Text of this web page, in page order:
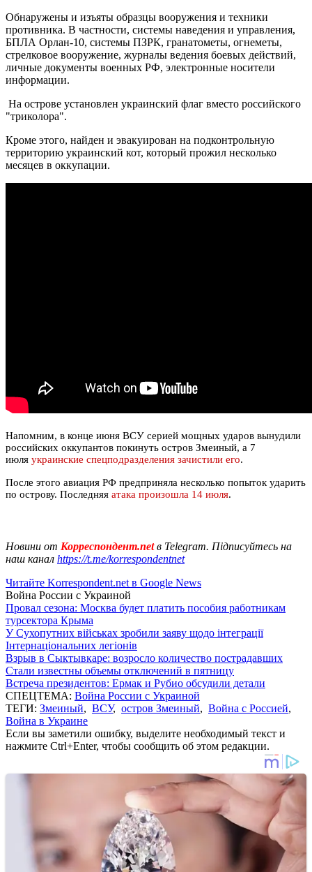
Обнаружены и изъяты образцы вооружения и техники
противника. В частности, системы наведения и управления,
БПЛА Орлан-10, системы ПЗРК, гранатометы, огнеметы,
стрелковое вооружение, журналы ведения боевых действий,
личные документы военных РФ, электронные носители
информации.
На острове установлен украинский флаг вместо российского
"триколора".
Кроме этого, найден и эвакуирован на подконтрольную
территорию украинский кот, который прожил несколько
месяцев в оккупации.
Напомним, в конце июня ВСУ серией мощных ударов вынудили
российских оккупантов покинуть остров Змеиный, а 7
июля украинские спецподразделения зачистили его.
После этого авиация РФ предприняла несколько попыток ударить
по острову. Последняя атака произошла 14 июля.
Новини от Корреспондент.netв Telegram. Підписуйтесь на
наш канал https://t.me/korrespondentnet
Читайте Korrespondent.net в Google News
Война России с Украиной
Провал сезона: Москва будет платить пособия работникам
турсектора Крыма
У Сухопутних військах зробили заяву щодо інтеграції
Інтернаціональних легіонів
Взрыв в Сыктывкаре: возросло количество пострадавших
Стали известны объемы отключений в пятницу
Встреча президентов: Ермак и Рубио обсудили детали
СПЕЦТЕМА: Война России с Украиной
ТЕГИ: Змеиный, ВСУ, остров Змеиный, Война с Россией,
Война в Украине
Если вы заметили ошибку, выделите необходимый текст и
нажмите Ctrl+Enter, чтобы сообщить об этом редакции.